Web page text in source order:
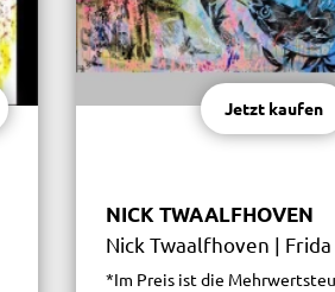
Jetzt kaufen
NICK TWAALFHOVEN
Nick Twaalfhoven |
*Im Preis ist die